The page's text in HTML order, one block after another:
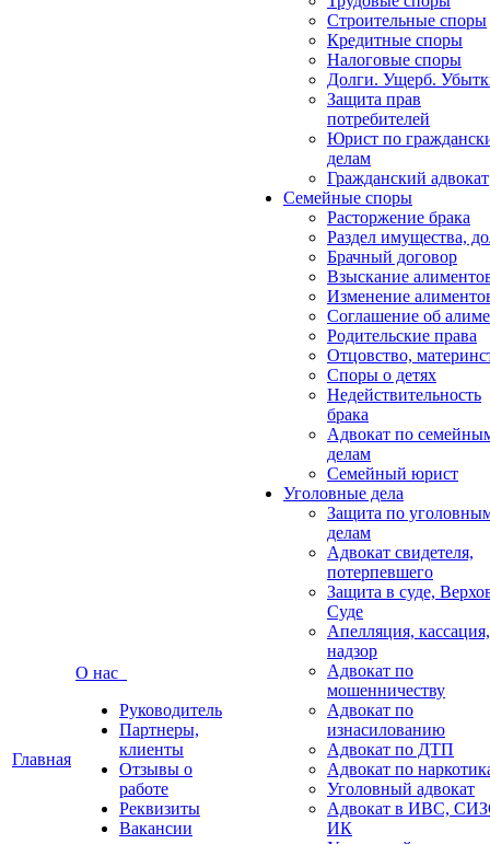
Главная
О нас
Руководитель
Партнеры,
клиенты
Отзывы о
работе
Реквизиты
Вакансии
Строительные споры
Кредитные споры
Налоговые споры
Долги. Ущерб.
Защита прав
потребителей
Юрист по
делам
Гражданский адвокат
Семейные споры
Расторжение брака
Раздел имущества,
Брачный договор
Взыскание
Изменение
Соглашение об
Родительские права
Отцовство,
Споры о детях
Недействительность
брака
Адвокат по
делам
Семейный юрист
Уголовные дела
Защита по
делам
Адвокат свидетеля,
потерпевшего
Защита в суде,
Суде
Апелляция, кассация,
надзор
Адвокат по
мошенничеству
Адвокат по
изнасилованию
Адвокат по ДТП
Адвокат по
Уголовный адвокат
Адвокат в ИВС,
ИК